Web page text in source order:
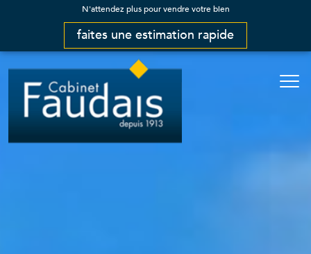
N'attendez plus pour vendre votre bien
faites une estimation rapide